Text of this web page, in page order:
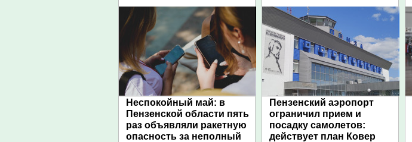
Неспокойный май: в
Пензенской области пять
раз объявляли ракетную
опасность за неполный
Пензенский аэропорт
ограничил прием и
посадку самолетов:
действует план Ковер